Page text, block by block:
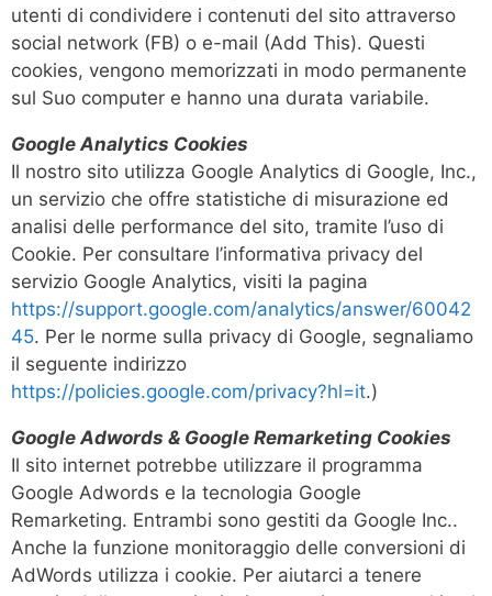
utenti di condividere i contenuti del sito attraverso
social network (FB) o e-mail (Add This). Questi
cookies, vengono memorizzati in modo permanente
sul Suo computer e hanno una durata variabile.
Google Analytics Cookies
Il nostro sito utilizza Google Analytics di Google, Inc.,
un servizio che offre statistiche di misurazione ed
analisi delle performance del sito, tramite l’uso di
Cookie. Per consultare l’informativa privacy del
servizio Google Analytics, visiti la pagina
https://support.google.com/analytics/answer/60042
45. Per le norme sulla privacy di Google, segnaliamo
il seguente indirizzo
https://policies.google.com/privacy?hl=it.)
Google Adwords & Google Remarketing Cookies
Il sito internet potrebbe utilizzare il programma
Google Adwords e la tecnologia Google
Remarketing. Entrambi sono gestiti da Google Inc..
Anche la funzione monitoraggio delle conversioni di
AdWords utilizza i cookie. Per aiutarci a tenere